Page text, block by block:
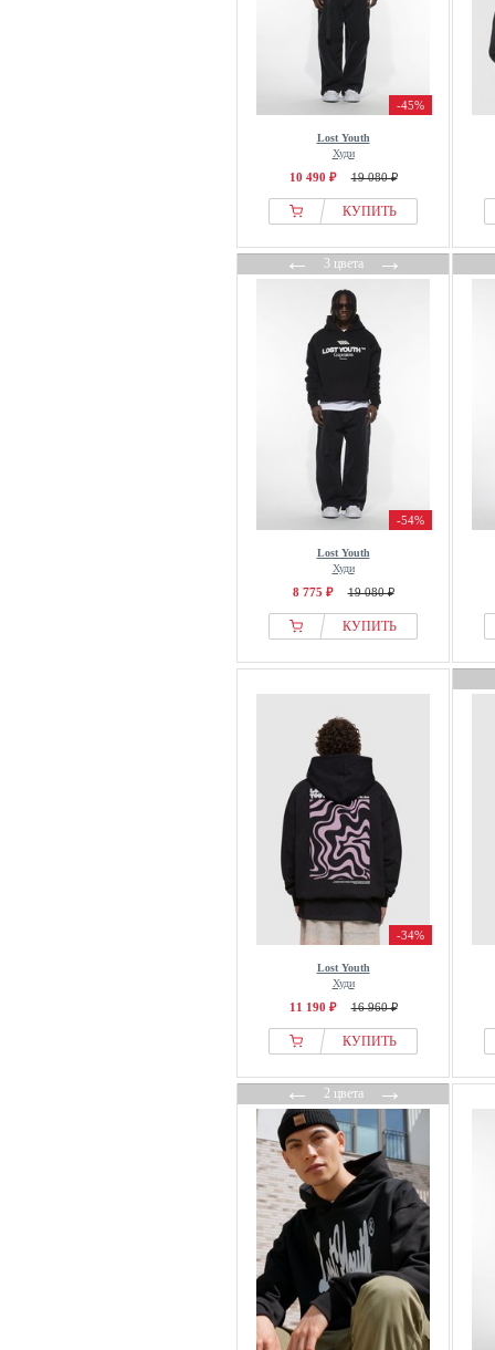
-45%
Lost Youth
Худи
10 490 ₽ 19 080 ₽
КУПИТЬ
←3 цвета→
-54%
Lost Youth
Худи
8 775 ₽ 19 080 ₽
КУПИТЬ
-34%
Lost Youth
Худи
11 190 ₽ 16 960 ₽
КУПИТЬ
←2 цвета→